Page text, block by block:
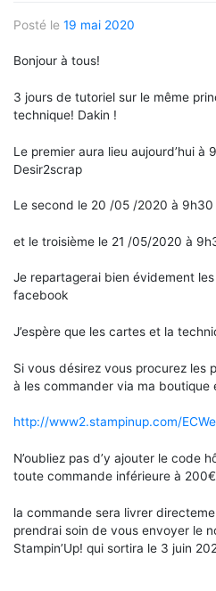
Posté le 19 mai 2020
Bonjour à tous!
3 jours de tutoriel sur le même
technique! Dakin !
Le premier aura lieu aujourd’hui
Desir2scrap
Le second le 20 /05 /2020 à 9h30
et le troisième le 21 /05/2020 à
Je repartagerai bien évidement
facebook
J’espère que les cartes et la
Si vous désirez vous procurez les
à les commander via ma boutique
http://www2.stampinup.com/
N’oubliez pas d’y ajouter le code
toute commande inférieure à 200€
la commande sera livrer
prendrai soin de vous envoyer le
Stampin’Up! qui sortira le 3 juin